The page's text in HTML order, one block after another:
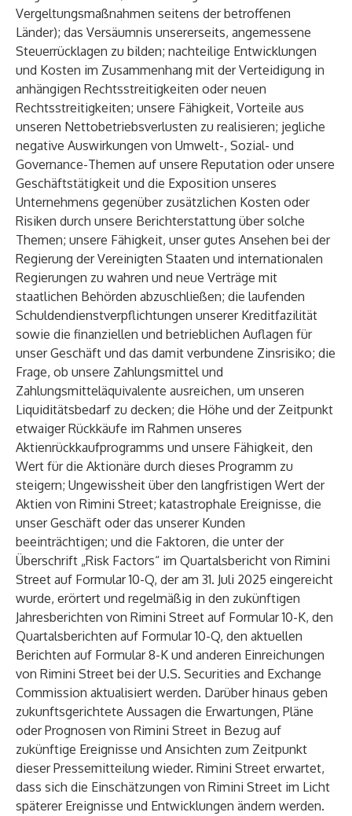
Vergeltungsmaßnahmen seitens der betroffenen
Länder); das Versäumnis unsererseits, angemessene
Steuerrücklagen zu bilden; nachteilige Entwicklungen
und Kosten im Zusammenhang mit der Verteidigung in
anhängigen Rechtsstreitigkeiten oder neuen
Rechtsstreitigkeiten; unsere Fähigkeit, Vorteile aus
unseren Nettobetriebsverlusten zu realisieren; jegliche
negative Auswirkungen von Umwelt-, Sozial- und
Governance-Themen auf unsere Reputation oder unsere
Geschäftstätigkeit und die Exposition unseres
Unternehmens gegenüber zusätzlichen Kosten oder
Risiken durch unsere Berichterstattung über solche
Themen; unsere Fähigkeit, unser gutes Ansehen bei der
Regierung der Vereinigten Staaten und internationalen
Regierungen zu wahren und neue Verträge mit
staatlichen Behörden abzuschließen; die laufenden
Schuldendienstverpflichtungen unserer Kreditfazilität
sowie die finanziellen und betrieblichen Auflagen für
unser Geschäft und das damit verbundene Zinsrisiko; die
Frage, ob unsere Zahlungsmittel und
Zahlungsmitteläquivalente ausreichen, um unseren
Liquiditätsbedarf zu decken; die Höhe und der Zeitpunkt
etwaiger Rückkäufe im Rahmen unseres
Aktienrückkaufprogramms und unsere Fähigkeit, den
Wert für die Aktionäre durch dieses Programm zu
steigern; Ungewissheit über den langfristigen Wert der
Aktien von Rimini Street; katastrophale Ereignisse, die
unser Geschäft oder das unserer Kunden
beeinträchtigen; und die Faktoren, die unter der
Überschrift „Risk Factors“ im Quartalsbericht von Rimini
Street auf Formular 10-Q, der am 31. Juli 2025 eingereicht
wurde, erörtert und regelmäßig in den zukünftigen
Jahresberichten von Rimini Street auf Formular 10-K, den
Quartalsberichten auf Formular 10-Q, den aktuellen
Berichten auf Formular 8-K und anderen Einreichungen
von Rimini Street bei der U.S. Securities and Exchange
Commission aktualisiert werden. Darüber hinaus geben
zukunftsgerichtete Aussagen die Erwartungen, Pläne
oder Prognosen von Rimini Street in Bezug auf
zukünftige Ereignisse und Ansichten zum Zeitpunkt
dieser Pressemitteilung wieder. Rimini Street erwartet,
dass sich die Einschätzungen von Rimini Street im Licht
späterer Ereignisse und Entwicklungen ändern werden.